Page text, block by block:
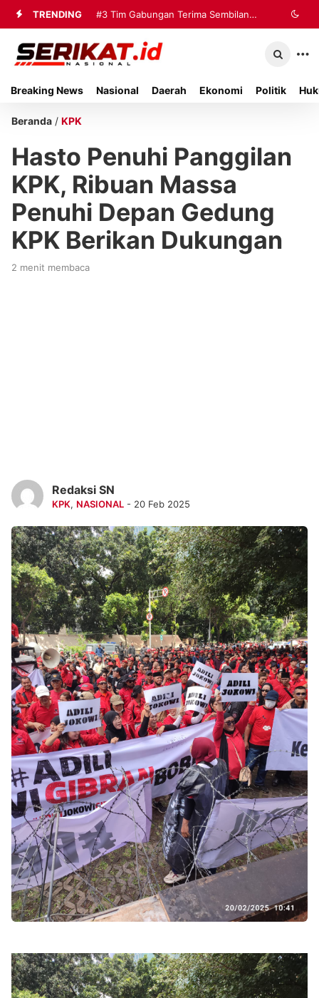
TRENDING #3 Tim Gabungan Terima Sembilan
Korban Evakuasi KM Mutiara Sentosa
Breaking News Nasional Daerah Ekonomi Politik
Beranda / KPK
Hasto Penuhi Panggilan
KPK, Ribuan Massa
Penuhi Depan Gedung
KPK Berikan Dukungan
2 menit membaca
Redaksi SN
KPK, NASIONAL - 20 Feb 2025